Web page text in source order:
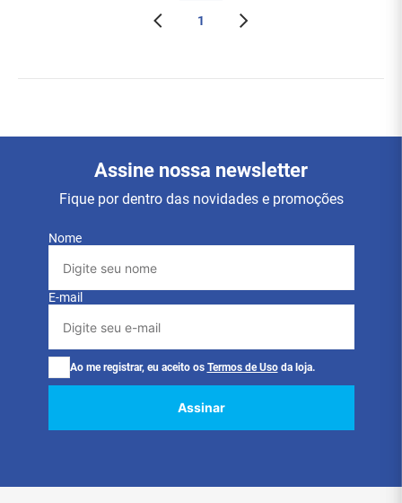
1
Assine nossa newsletter
Fique por dentro das novidades e promoções
Nome
E-mail
Ao me registrar, eu aceito os Termos de Uso da loja.
Assinar